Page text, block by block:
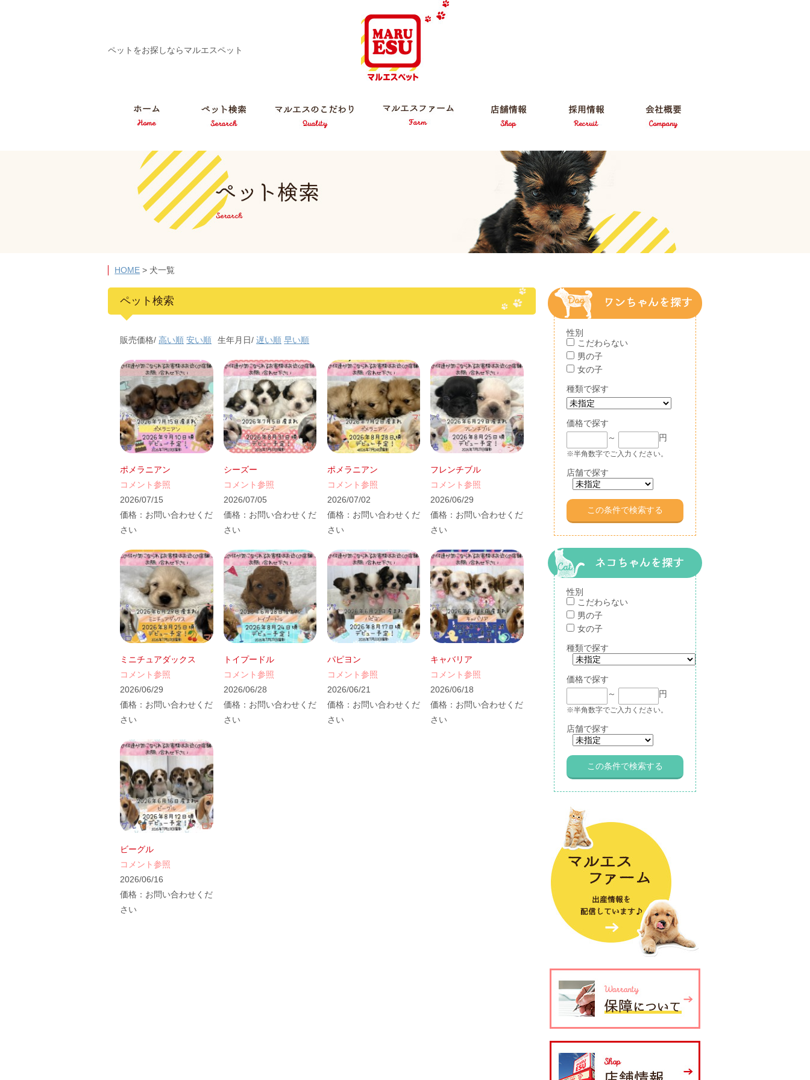
ペットをお探しならマルエスペット
HOME > 犬一覧
ペット検索
販売価格/高い順 安い順 生年月日/遅い順 早い順
ポメラニアン
コメント参照
2026/07/15
価格： お問い合わせくだ
さい
シーズー
コメント参照
2026/07/05
価格： お問い合わせくだ
さい
ポメラニアン
コメント参照
2026/07/02
価格： お問い合わせくだ
さい
フレンチブル
コメント参照
2026/06/29
価格： お問い合わせくだ
さい
ミニチュアダックス
コメント参照
2026/06/29
価格： お問い合わせくだ
さい
トイプードル
コメント参照
2026/06/28
価格： お問い合わせくだ
さい
パピヨン
コメント参照
2026/06/21
価格： お問い合わせくだ
さい
キャバリア
コメント参照
2026/06/18
価格： お問い合わせくだ
さい
ビーグル
コメント参照
2026/06/16
価格： お問い合わせくだ
さい
性別
こだわらない
男の子
女の子
種類で探す
価格で探す
～
円
※半角数字でご入力ください。
店舗で探す
性別
こだわらない
男の子
女の子
種類で探す
価格で探す
～
円
※半角数字でご入力ください。
店舗で探す